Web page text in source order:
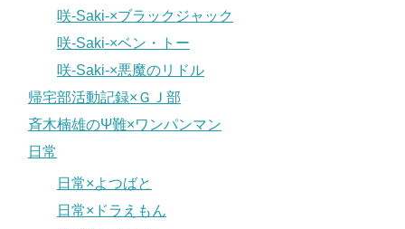
咲-Saki-×ブラックジャック
咲-Saki-×ベン・トー
咲-Saki-×悪魔のリドル
帰宅部活動記録×ＧＪ部
斉木楠雄のΨ難×ワンパンマン
日常
日常×よつばと
日常×ドラえもん